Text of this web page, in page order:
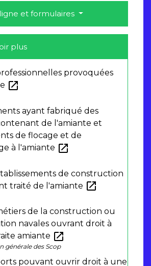
et formulaires
plus
provoquées
open_in_new
ayant fabriqué des
de l'amiante et
de flocage et de
à l'amiante open_in_new
de construction
traité de l'amiante open_in_new
de la construction ou
navales ouvrant droit à
amiante open_in_new
générale des Scop
pouvant ouvrir droit à une